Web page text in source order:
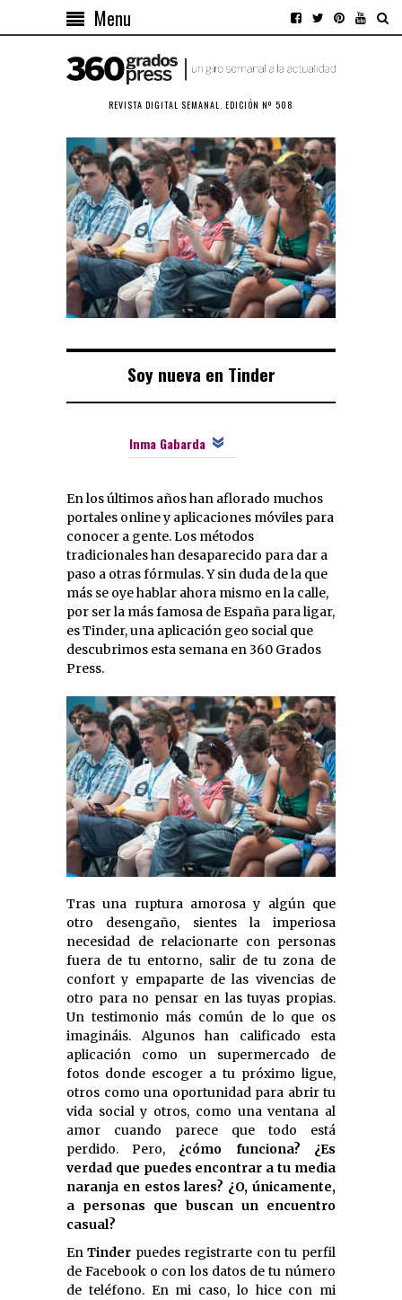
Menu
REVISTA DIGITAL SEMANAL. EDICIÓN Nº 508
Soy nueva en Tinder
Inma Gabarda
En los últimos años han aflorado muchos
portales online y aplicaciones móviles para
conocer a gente. Los métodos
tradicionales han desaparecido para dar a
paso a otras fórmulas. Y sin duda de la que
más se oye hablar ahora mismo en la calle,
por ser la más famosa de España para ligar,
es Tinder, una aplicación geo social que
descubrimos esta semana en 360 Grados
Press.
Tras una ruptura amorosa y algún que
otro desengaño, sientes la imperiosa
necesidad de relacionarte con personas
fuera de tu entorno, salir de tu zona de
confort y empaparte de las vivencias de
otro para no pensar en las tuyas propias.
Un testimonio más común de lo que os
imagináis. Algunos han calificado esta
aplicación como un supermercado de
fotos donde escoger a tu próximo ligue,
otros como una oportunidad para abrir tu
vida social y otros, como una ventana al
amor cuando parece que todo está
perdido. Pero, ¿cómo funciona? ¿Es
verdad que puedes encontrar a tu media
naranja en estos lares? ¿O, únicamente,
a personas que buscan un encuentro
casual?
En Tinder puedes registrarte con tu perfil
de Facebook o con los datos de tu número
de teléfono. En mi caso, lo hice con mi